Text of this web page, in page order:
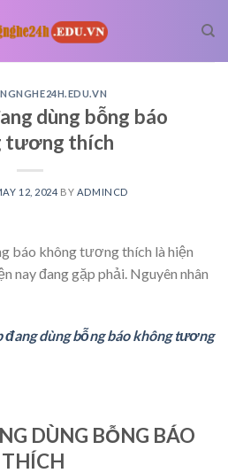
dùng bỗng báo
tương thích
12, 2024 BY ADMINCD
báo không tương thích là hiện
nay đang gặp phải. Nguyên nhân
đang dùng bỗng báo không tương
DÙNG BỖNG BÁO